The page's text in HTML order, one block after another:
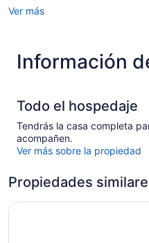
Ver más
Información
Todo el hospedaje
Tendrás la casa completa
acompañen.
Ver más sobre la propiedad
Propiedades
Loggerhead Lagoon